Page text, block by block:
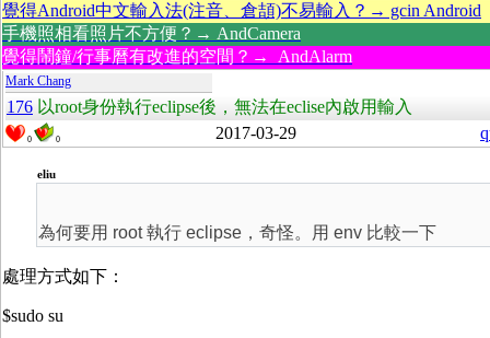
覺得Android中文輸入法(注音、倉頡)不易輸入？→ gcin Android
手機照相看照片不方便？→ AndCamera
覺得鬧鐘/行事曆有改進的空間？→ AndAlarm
Mark Chang
176 以root身份執行eclipse後，無法在eclise內啟用輸入
0 0 2017-03-29
eliu
為何要用 root 執行 eclipse，奇怪。用 env 比較一下
處理方式如下：
$sudo su